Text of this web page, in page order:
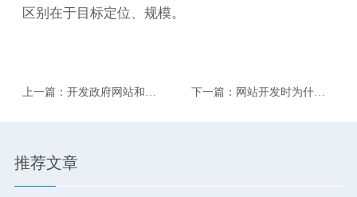
区别在于目标定位、规模。
上一篇：开发政府网站和开
下一篇：网站开发时为什么
推荐文章